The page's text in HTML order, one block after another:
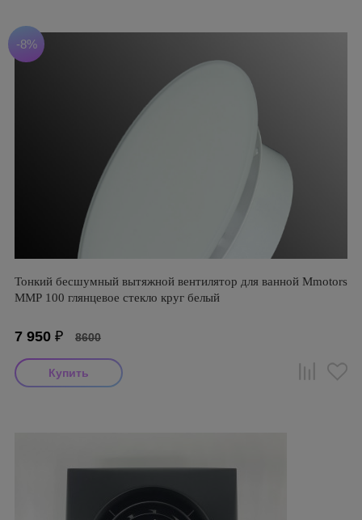
-8%
Тонкий бесшумный вытяжной вентилятор для ванной Mmotors
ММР 100 глянцевое стекло круг белый
7 950 ₽ 8600